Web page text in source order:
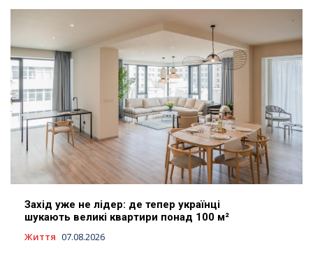
Захід уже не лідер: де тепер українці
шукають великі квартири понад 100 м²
Життя 07.08.2026